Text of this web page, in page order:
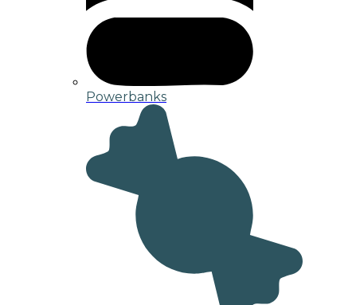
Powerbanks